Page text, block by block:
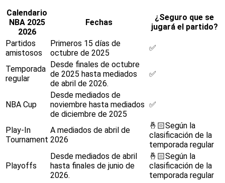
Calendario
NBA 2025
2026
Fechas
¿Seguro que se
jugará el partido?
Partidos
amistosos
Primeros 15 días de
octubre de 2025
✅
Temporada
regular
Desde finales de octubre
de 2025 hasta mediados
de abril de 2026.
✅
NBA Cup
Desde mediados de
noviembre hasta mediados
de diciembre de 2025
✅
Play-In
Tournament
A mediados de abril de
2026
🤞🏻Según la
clasificación de la
temporada regular
Playoffs
Desde mediados de abril
hasta finales de junio de
2026.
🤞🏻Según la
clasificación de la
temporada regular